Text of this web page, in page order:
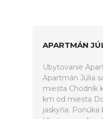
APARTMÁN
Ubytovanie
Apartmán Júlia
miesta Chodník
km od miesta
jaskyňa. Ponúka